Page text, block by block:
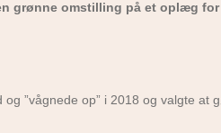
grønne omstilling på et oplæg for
”vågnede op” i 2018 og valgte at